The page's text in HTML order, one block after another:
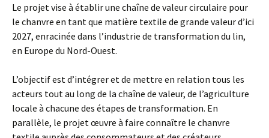
Le projet vise à établir une chaîne de valeur circulaire pour
le chanvre en tant que matière textile de grande valeur d’ici
2027, enracinée dans l’industrie de transformation du lin,
en Europe du Nord-Ouest.
L’objectif est d’intégrer et de mettre en relation tous les
acteurs tout au long de la chaîne de valeur, de l’agriculture
locale à chacune des étapes de transformation. En
parallèle, le projet œuvre à faire connaître le chanvre